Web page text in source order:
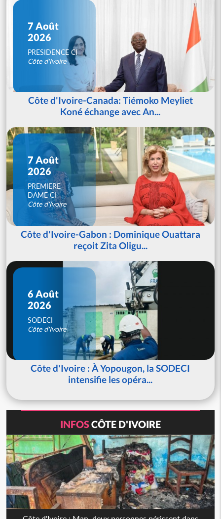
7 Août
2026
PRESIDENCE CI
Côte d'Ivoire
Côte d'Ivoire-Canada: Tiémoko Meyliet
Koné échange avec An...
7 Août
2026
PREMIERE
DAME CI
Côte d'Ivoire
Côte d'Ivoire-Gabon : Dominique Ouattara
reçoit Zita Oligu...
6 Août
2026
SODECI
Côte d'Ivoire
Côte d'Ivoire : À Yopougon, la SODECI
intensifie les opéra...
INFOSCÔTE D'IVOIRE